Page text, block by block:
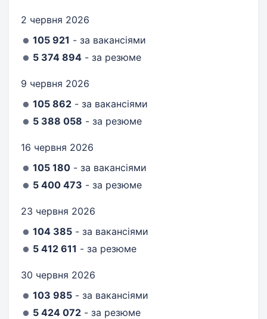
2 червня 2026
105 921 - за вакансіями
5 374 894 - за резюме
9 червня 2026
105 862 - за вакансіями
5 388 058 - за резюме
16 червня 2026
105 180 - за вакансіями
5 400 473 - за резюме
23 червня 2026
104 385 - за вакансіями
5 412 611 - за резюме
30 червня 2026
103 985 - за вакансіями
5 424 072 - за резюме